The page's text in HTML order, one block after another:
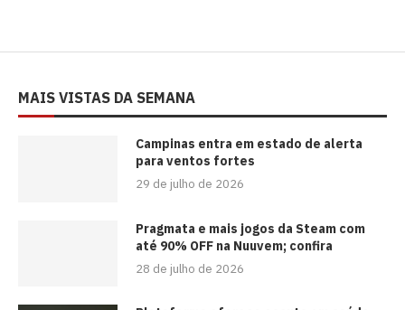
MAIS VISTAS DA SEMANA
Campinas entra em estado de alerta
para ventos fortes
29 de julho de 2026
Pragmata e mais jogos da Steam com
até 90% OFF na Nuuvem; confira
28 de julho de 2026